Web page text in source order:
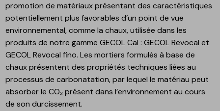
promotion de matériaux présentant des caractéristiques
potentiellement plus favorables d’un point de vue
environnemental, comme la chaux, utilisée dans les
produits de notre gamme GECOL Cal : GECOL Revocal et
GECOL Revocal fino. Les mortiers formulés à base de
chaux présentent des propriétés techniques liées au
processus de carbonatation, par lequel le matériau peut
absorber le CO₂ présent dans l’environnement au cours
de son durcissement.